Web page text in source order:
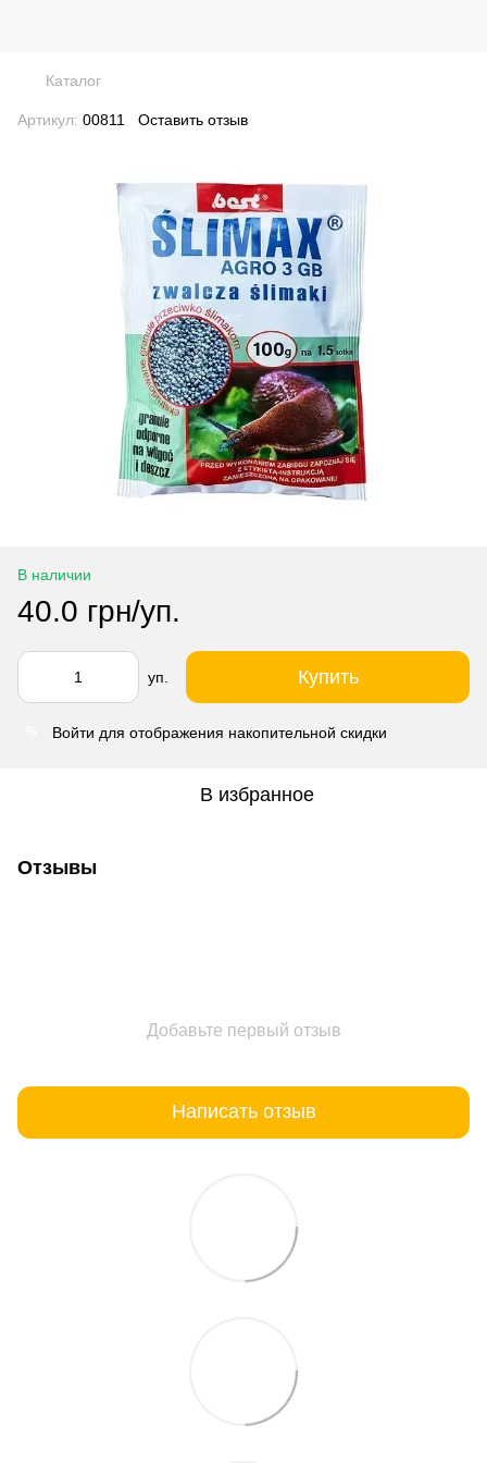
Каталог
Артикул: 00811 Оставить отзыв
В наличии
40.0 грн/уп.
уп. Купить
Войти для отображения накопительной скидки
В избранное
Отзывы
Добавьте первый отзыв
Написать отзыв